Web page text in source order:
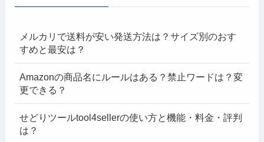
メルカリで送料が安い発送方法は？サイズ別のおす
すめと最安は？
Amazonの商品名にルールはある？禁止ワードは？変
更できる？
せどりツールtool4sellerの使い方と機能・料金・評判
は？